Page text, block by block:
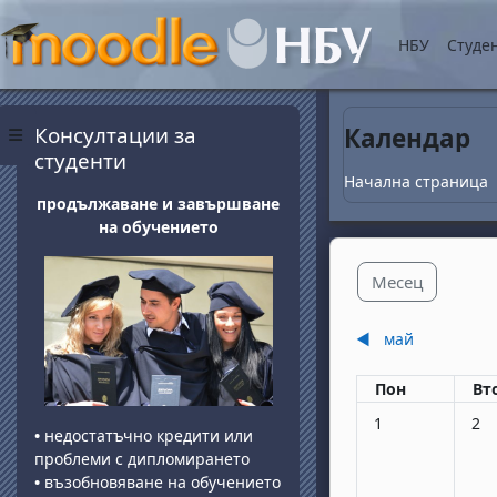
Прескочи на
Страничен панел
НБУ
Календар
Начална страница
Месец
◀︎ май
Понеделник
Пон
Няма събития,
1 2
Блокове
Консултации за
студенти
продължаване и завършване
на обучението
• недостатъчно кредити или
проблеми с дипломирането
• възобновяване на обучението